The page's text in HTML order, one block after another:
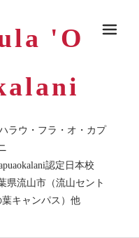
'O
ラウ・フラ・オ・カプ
認定日本校
県流山市（流山セント
キャンパス）他